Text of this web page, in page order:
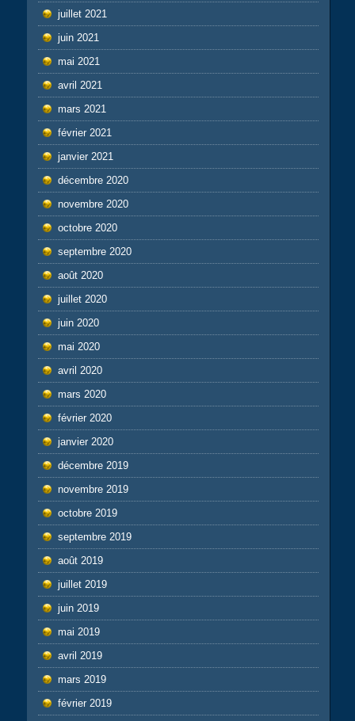
juillet 2021
juin 2021
mai 2021
avril 2021
mars 2021
février 2021
janvier 2021
décembre 2020
novembre 2020
octobre 2020
septembre 2020
août 2020
juillet 2020
juin 2020
mai 2020
avril 2020
mars 2020
février 2020
janvier 2020
décembre 2019
novembre 2019
octobre 2019
septembre 2019
août 2019
juillet 2019
juin 2019
mai 2019
avril 2019
mars 2019
février 2019